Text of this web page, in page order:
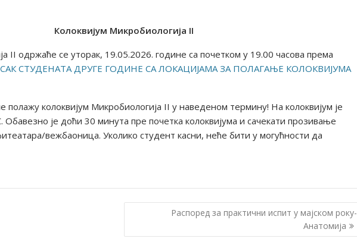
Колоквијум Микробиологија II
II одржаће се уторак, 19.05.2026. године са почетком у 19.00 часова према
СТУДЕНАТА ДРУГЕ ГОДИНЕ СА ЛОКАЦИЈАМА ЗА ПОЛАГАЊЕ КОЛОКВИЈУМА
полажу колоквијум Микробиологија II у наведеном термину! На колоквијум је
је доћи 30 минута пре почетка колоквијума и сачекати прозивање
вежбаоница. Уколико студент касни, неће бити у могућности да
Распоред за практични испит у мајском року-
Анатомија